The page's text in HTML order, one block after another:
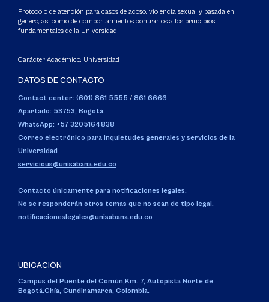
Protocolo de atención para casos de acoso, violencia sexual y basada en
género, así como de comportamientos contrarios a los principios
fundamentales de la Universidad
Carácter Académico: Universidad
DATOS DE CONTACTO
Contact center: (601) 861 5555 / 861 6666
Apartado: 53753, Bogotá.
WhatsApp: +57 3205164838
Correo electrónico para inquietudes generales y servicios de la
Universidad
servicious@unisabana.edu.co
Contacto únicamente para notificaciones legales.
No se responderán otros temas que no sean de tipo legal.
notificacioneslegales@unisabana.edu.co
UBICACIÓN
Campus del Puente del Común,Km. 7, Autopista Norte de
Bogotá.Chía, Cundinamarca, Colombia.